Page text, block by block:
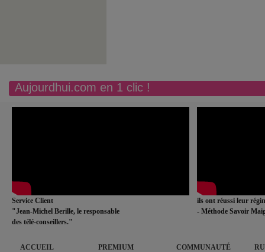
Aujourdhui.com en 1 clic !
Service Client
"Jean-Michel Berille, le responsable
des télé-conseillers."
ils ont réussi leur
- Méthode Savoir
ACCUEIL PREMIUM COMMUNAUTÉ